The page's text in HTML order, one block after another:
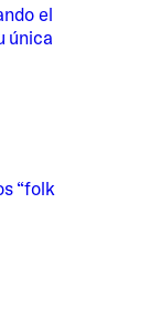
el
única
“folk